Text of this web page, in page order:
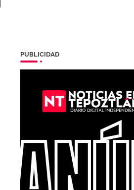
PUBLICIDAD